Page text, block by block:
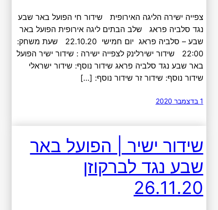
צפייה ישירה הליגה האירופית שידור חי הפועל באר שבע
נגד סלביה פראג שלב הבתים ליגה אירופית הפועל באר
שבע – סלביה פראג יום חמישי 22.10.20 שעת משחק:
22:00 שידור ישירלינק לצפייה ישירה : שידור ישיר הפועל
באר שבע נגד סלביה פראג שידור נוסף: שידור ישראלי
שידור נוסף: שידור זר שידור נוסף: […]
1 בדצמבר 2020
שידור ישיר | הפועל באר
שבע נגד לברקוזן
26.11.20